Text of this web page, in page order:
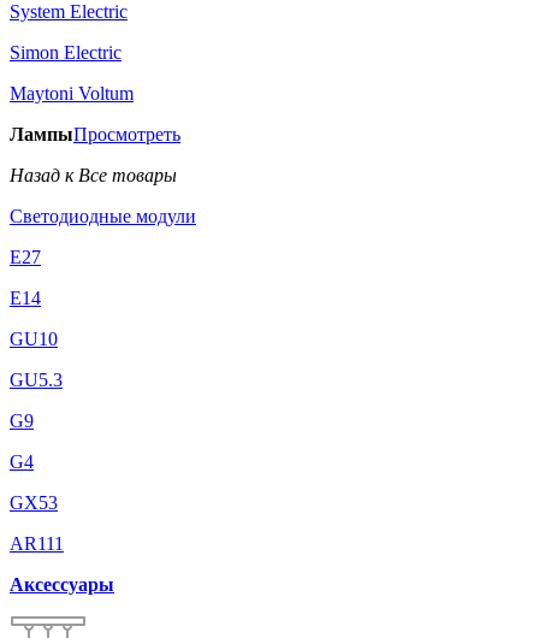
System Electric
Simon Electric
Maytoni Voltum
ЛампыПросмотреть
Назад к Все товары
Светодиодные модули
E27
E14
GU10
GU5.3
G9
G4
GX53
AR111
Аксессуары